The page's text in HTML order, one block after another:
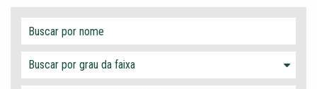
Buscar por grau da faixa